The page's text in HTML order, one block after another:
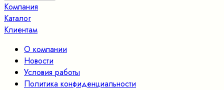
Компания
Каталог
Клиентам
О компании
Новости
Условия работы
Политика конфиденциальности